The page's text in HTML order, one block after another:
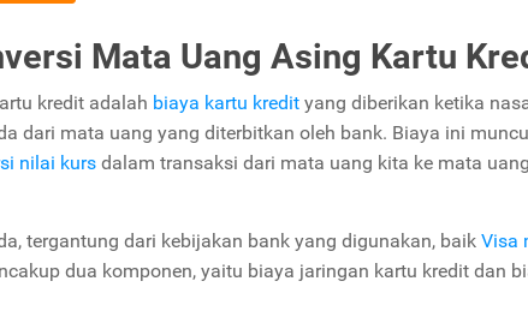
Mata Uang Asing Kartu
kredit adalah biaya kartu kredit yang diberikan ketika
dari mata uang yang diterbitkan oleh bank. Biaya ini
nilai kurs dalam transaksi dari mata uang kita ke mata
tergantung dari kebijakan bank yang digunakan, baik Visa
dua komponen, yaitu biaya jaringan kartu kredit dan